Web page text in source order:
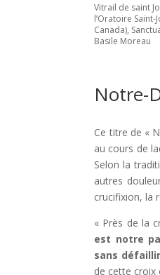
Vitrail de saint
l’Oratoire
Canada),
Basile Moreau
Notre-
Ce titre de «
au cours de
Selon la
autres
crucifixion, la
« Près de la
est notre
sans défaillir
de cette croix